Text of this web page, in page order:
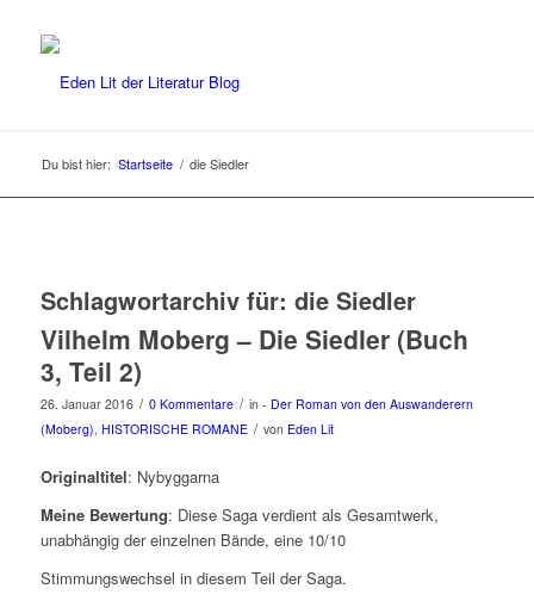
Du bist hier: Startseite / die Siedler
Schlagwortarchiv für: die Siedler
Vilhelm Moberg – Die Siedler (Buch
3, Teil 2)
26. Januar 2016 / 0 Kommentare / in - Der Roman von den Auswanderern
(Moberg), HISTORISCHE ROMANE / von Eden Lit
Originaltitel: Nybyggarna
Meine Bewertung: Diese Saga verdient als Gesamtwerk,
unabhängig der einzelnen Bände, eine 10/10
Stimmungswechsel in diesem Teil der Saga.